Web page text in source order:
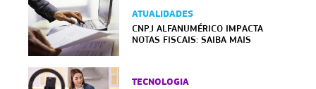
ATUALIDADES
CNPJ ALFANUMÉRICO IMPACTA
NOTAS FISCAIS: SAIBA MAIS
TECNOLOGIA